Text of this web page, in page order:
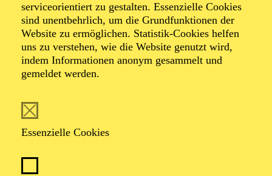
serviceorientiert zu gestalten. Essenzielle Cookies
sind unentbehrlich, um die Grundfunktionen der
Website zu ermöglichen. Statistik-Cookies helfen
uns zu verstehen, wie die Website genutzt wird,
indem Informationen anonym gesammelt und
gemeldet werden.
Essenzielle Cookies
Oper in drei Akten von Outi Tarkiainen
Libretto von Aleksi Barrière nach dem Roman "Halla
Helle" von Niillas Holmberg